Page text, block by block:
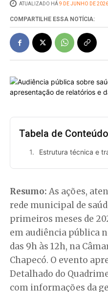
ATUALIZADO HÁ9 DE JUNHO DE 2026
COMPARTILHE ESSA NOTÍCIA:
Tabela de
Estrutura técnica e
Resumo: As ações,
rede municipal de
primeiros meses de
em audiência pública
das 9h às 12h, na
Chapecó. O evento
Detalhado do
com informações da